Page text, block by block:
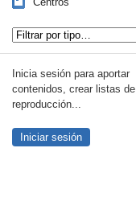
Inicia sesión para aportar
contenidos, crear listas de
reproducción...
Iniciar sesión